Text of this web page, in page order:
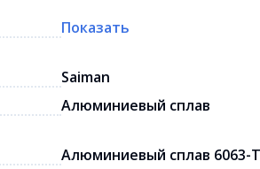
Показать
Saiman
Алюминиевый сплав
Алюминиевый сплав 6063-